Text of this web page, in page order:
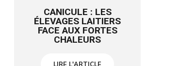
CANICULE : LES
ÉLEVAGES LAITIERS
FACE AUX FORTES
CHALEURS
LIRE L'ARTICLE